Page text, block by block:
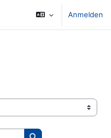
Anmelden